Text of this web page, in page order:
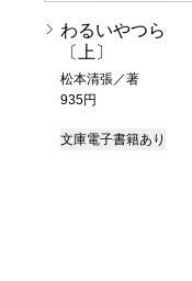
わるいやつら
〔上〕
松本清張／著
935円
文庫電子書籍あり